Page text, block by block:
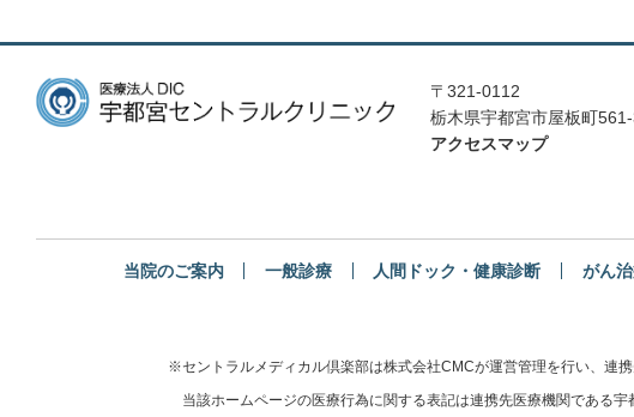
〒321-0112
栃木県宇都宮市屋板町
アクセスマップ
当院のご案内 一般診療 人間ドック・健康診断 がん
※セントラルメディカル倶楽部は株式会社CMCが運営管理を行い、連
当該ホームページの医療行為に関する表記は連携先医療機関である宇